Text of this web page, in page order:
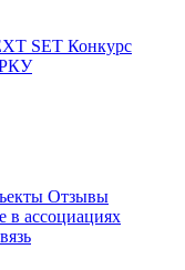
SET Конкурс
Отзывы
в ассоциациях